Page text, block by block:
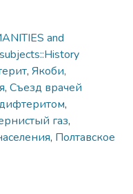
and
, Якоби,
, Съезд врачей
,
газ,
, Полтавское